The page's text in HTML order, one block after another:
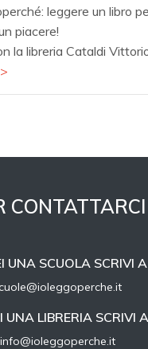
leggere un libro
piacere!
la libreria Cataldi
CONTATTARCI
UNA SCUOLA SCRIVI A
UNA LIBRERIA SCRIVI A
info@ioleggoperche.it